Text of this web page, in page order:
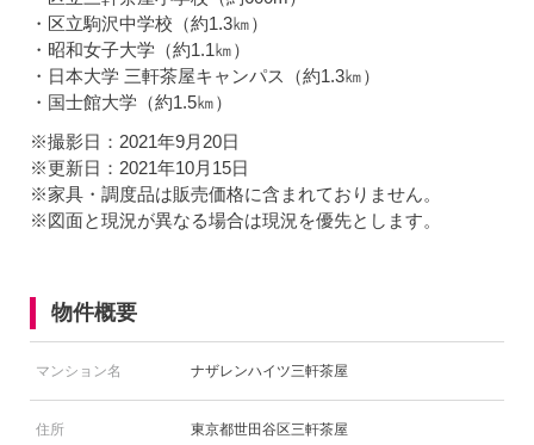
・区立駒沢中学校（約1.3㎞）
・昭和女子大学（約1.1㎞）
・日本大学 三軒茶屋キャンパス（約1.3㎞）
・国士館大学（約1.5㎞）
※撮影日：2021年9月20日
※更新日：2021年10月15日
※家具・調度品は販売価格に含まれておりません。
※図面と現況が異なる場合は現況を優先とします。
物件概要
マンション名 ナザレンハイツ三軒茶屋
住所 東京都世田谷区三軒茶屋